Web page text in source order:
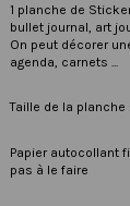
1 planche de
bullet journal, art
On peut décorer
agenda, carnets ...
Taille de la planche :
Papier autocollant
pas à le faire